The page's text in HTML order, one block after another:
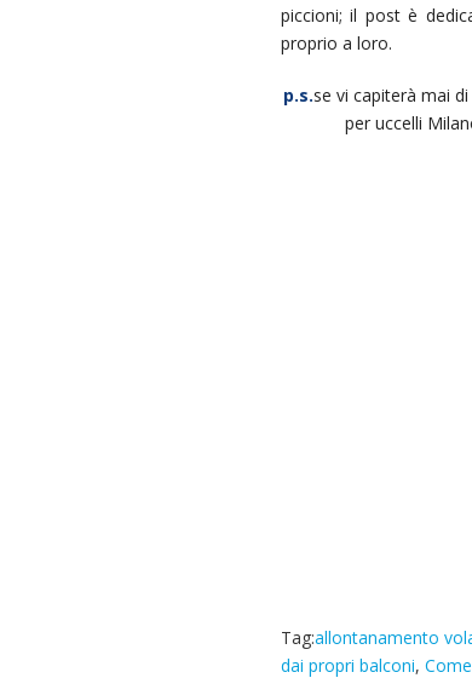
piccioni; il post è
proprio a loro.
p.s.se vi capiterà mai
per uccelli
Tag:allontanamento
dai propri balconi,